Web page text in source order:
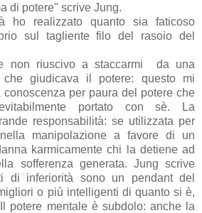
di potere" scrive Jung.
ho realizzato quanto sia faticoso
sul tagliente filo del rasoio del
non riuscivo a staccarmi da una
che giudicava il potere: questo mi
per paura del potere che
portato con sè. La
responsabilità: se utilizzata per
manipolazione a favore di un
karmicamente chi la detiene ad
sofferenza generata. Jung scrive
di inferiorità sono un pendant del
o più intelligenti di quanto si è,
potere mentale è subdolo: anche la